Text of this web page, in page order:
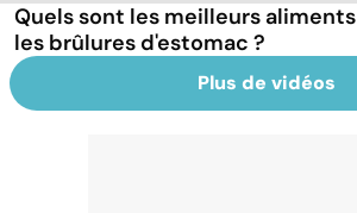
Quels sont les meilleurs
les brûlures d'estomac ?
Plus de vidéos